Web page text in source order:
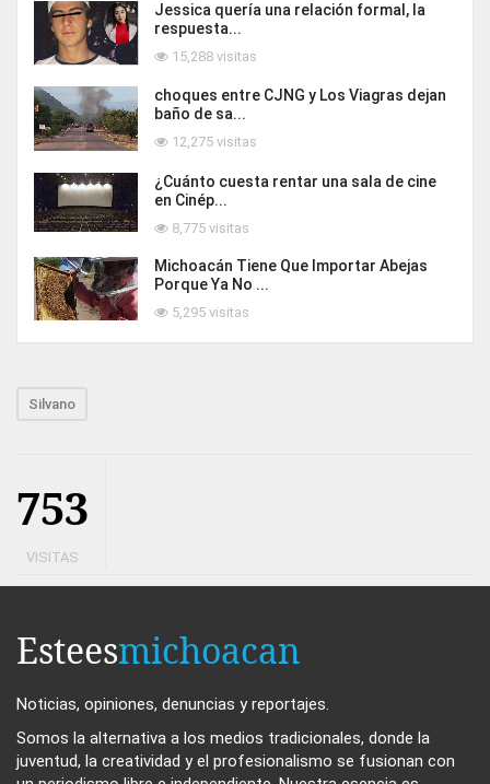
Jessica quería una relación formal, la
respuesta...
15,288 visitas
choques entre CJNG y Los Viagras dejan
baño de sa...
12,275 visitas
¿Cuánto cuesta rentar una sala de cine
en Cinép...
8,775 visitas
Michoacán Tiene Que Importar Abejas
Porque Ya No ...
5,295 visitas
Silvano
753
VISITAS
Esteesmichoacan
Noticias, opiniones, denuncias y reportajes.
Somos la alternativa a los medios tradicionales, donde la
juventud, la creatividad y el profesionalismo se fusionan con